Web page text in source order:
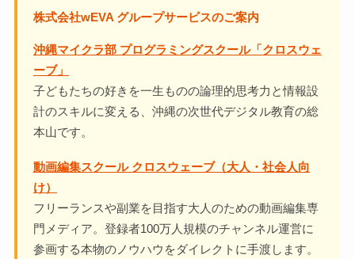
株式会社wEVA グループサービスのご案内
沖縄マイクラ部 プログラミングスクール「クロスウェ
ーブ」
子どもたちの好きを一生ものの論理的思考力と情報設
計のスキルに変える、沖縄の次世代デジタル教育の総
本山です。
動画編集スクール クロスウェーブ（大人・社会人向
け）
フリーランスや副業を目指す大人のための動画編集専
門メディア。登録者100万人規模のチャンネル運営に
参画する本物のノウハウをダイレクトに手渡します。